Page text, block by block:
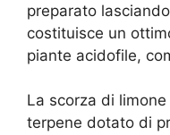
preparato
costituisce un
piante acidofile,
La scorza di
terpene dotato di